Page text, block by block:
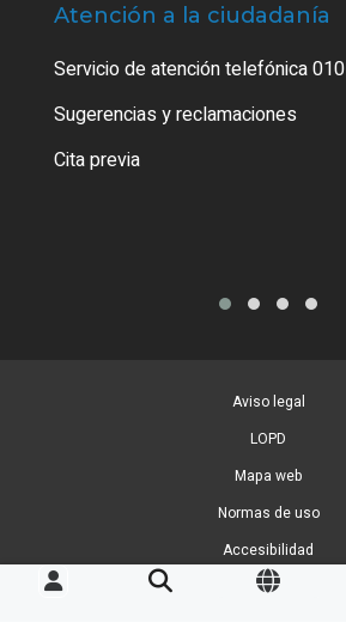
Atención a la ciudadanía
Servicio de atención telefónica 010
Sugerencias y reclamaciones
Cita previa
Aviso legal
LOPD
Mapa web
Normas de uso
Accesibilidad
Gestion de Cookies